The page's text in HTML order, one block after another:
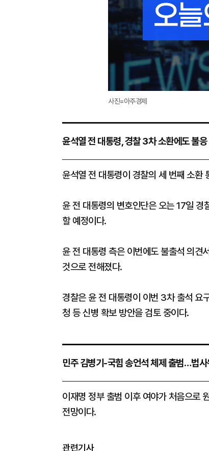
사진=아주경제
윤석열 전 대통령, 경찰 3차 소환에도 불응
윤석열 전 대통령이 경찰의 세 번째 소환
윤 전 대통령의 변호인단은 오는 17일 경
할 예정이다.
윤 전 대통령 측은 이번에도 불출석 의견
것으로 전해졌다.
경찰은 윤 전 대통령이 이번 3차 출석 요
청 등 신병 확보 방안을 검토 중이다.
민주 김병기-국힘 송언석 체제 출범…법
이재명 정부 출범 이후 여야가 처음으로
전망이다.
관련기사